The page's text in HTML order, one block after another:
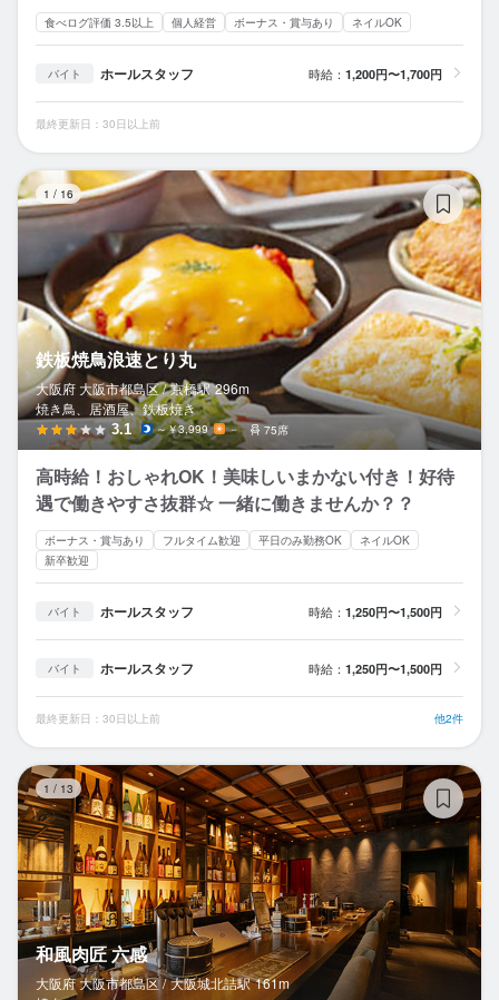
食べログ評価 3.5以上 個人経営 ボーナス・賞与あり ネイルOK
バイト ホールスタッフ 時給： 1,200円〜1,700円
最終更新日：30日以上前
1 / 16
鉄板焼鳥浪速とり丸
大阪府 大阪市都島区 / 京橋駅 296m
焼き鳥、居酒屋、鉄板焼き
3.1 ～￥3,999 － 75席
高時給！おしゃれOK！美味しいまかない付き！好待
遇で働きやすさ抜群☆ 一緒に働きませんか？？
ボーナス・賞与あり フルタイム歓迎 平日のみ勤務OK
ネイルOK
新卒歓迎
バイト ホールスタッフ 時給： 1,250円〜1,500円
バイト ホールスタッフ 時給： 1,250円〜1,500円
最終更新日：30日以上前 他2件
1 / 13
和風肉匠 六感
大阪府 大阪市都島区 / 大阪城北詰駅 161m